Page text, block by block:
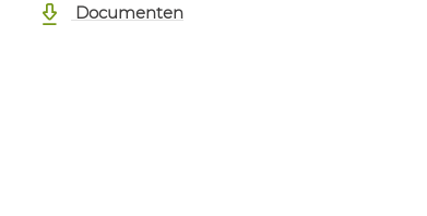
Documenten